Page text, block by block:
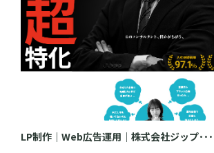
LP制作｜Web広告運用｜株式会社ジップ･･･